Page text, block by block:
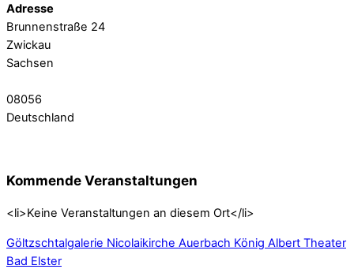
Adresse
Brunnenstraße 24
Zwickau
Sachsen
08056
Deutschland
Kommende Veranstaltungen
<li>Keine Veranstaltungen an diesem Ort</li>
Göltzschtalgalerie Nicolaikirche Auerbach König Albert Theater
Bad Elster